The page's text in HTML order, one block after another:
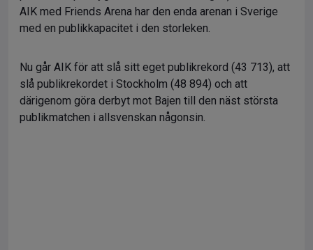
AIK med Friends Arena har den enda arenan i Sverige
med en publikkapacitet i den storleken.
Nu går AIK för att slå sitt eget publikrekord (43 713), att
slå publikrekordet i Stockholm (48 894) och att
därigenom göra derbyt mot Bajen till den näst största
publikmatchen i allsvenskan någonsin.